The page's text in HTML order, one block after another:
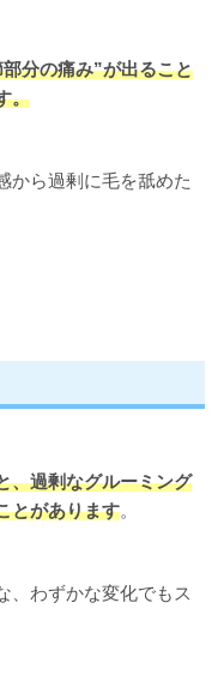
分の痛み”が出ること
。
から過剰に毛を舐めた
、過剰なグルーミング
とがあります。
、わずかな変化でもス